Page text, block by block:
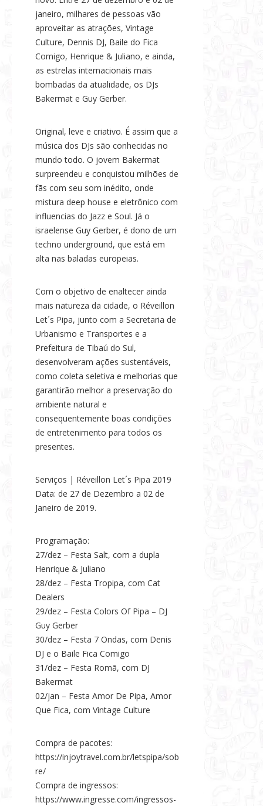
janeiro, milhares de pessoas vão
aproveitar as atrações, Vintage
Culture, Dennis DJ, Baile do Fica
Comigo, Henrique & Juliano, e ainda,
as estrelas internacionais mais
bombadas da atualidade, os DJs
Bakermat e Guy Gerber.
Original, leve e criativo. É assim que a
música dos DJs são conhecidas no
mundo todo. O jovem Bakermat
surpreendeu e conquistou milhões de
fãs com seu som inédito, onde
mistura deep house e eletrônico com
influencias do Jazz e Soul. Já o
israelense Guy Gerber, é dono de um
techno underground, que está em
alta nas baladas europeias.
Com o objetivo de enaltecer ainda
mais natureza da cidade, o Réveillon
Let´s Pipa, junto com a Secretaria de
Urbanismo e Transportes e a
Prefeitura de Tibaú do Sul,
desenvolveram ações sustentáveis,
como coleta seletiva e melhorias que
garantirão melhor a preservação do
ambiente natural e
consequentemente boas condições
de entretenimento para todos os
presentes.
Serviços | Réveillon Let´s Pipa 2019
Data: de 27 de Dezembro a 02 de
Janeiro de 2019.
Programação:
27/dez – Festa Salt, com a dupla
Henrique & Juliano
28/dez – Festa Tropipa, com Cat
Dealers
29/dez – Festa Colors Of Pipa – DJ
Guy Gerber
30/dez – Festa 7 Ondas, com Denis
DJ e o Baile Fica Comigo
31/dez – Festa Romã, com DJ
Bakermat
02/jan – Festa Amor De Pipa, Amor
Que Fica, com Vintage Culture
Compra de pacotes:
https://injoytravel.com.br/letspipa/sob
re/
Compra de ingressos:
https://www.ingresse.com/ingressos-